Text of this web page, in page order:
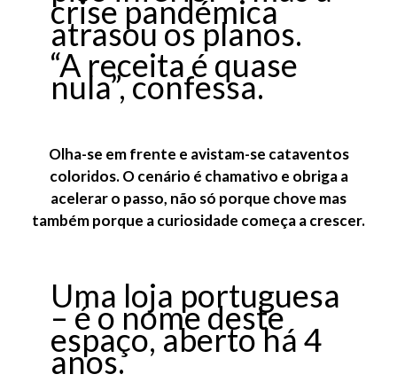
crise pandémica
atrasou os planos.
“A receita é quase
nula”, confessa.
Olha-se em frente e avistam-se cataventos
coloridos. O cenário é chamativo e obriga a
acelerar o passo, não só porque chove mas
também porque a curiosidade começa a crescer.
Uma loja portuguesa
– é o nome deste
espaço, aberto há 4
anos.